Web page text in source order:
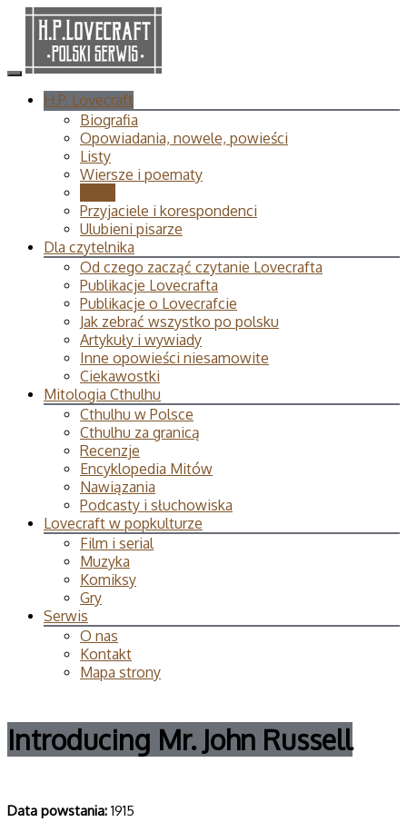
H.P. Lovecraft
Biografia
Opowiadania, nowele, powieści
Listy
Wiersze i poematy
Przyjaciele i korespondenci
Ulubieni pisarze
Dla czytelnika
Od czego zacząć czytanie Lovecrafta
Publikacje Lovecrafta
Publikacje o Lovecrafcie
Jak zebrać wszystko po polsku
Artykuły i wywiady
Inne opowieści niesamowite
Ciekawostki
Mitologia Cthulhu
Cthulhu w Polsce
Cthulhu za granicą
Recenzje
Encyklopedia Mitów
Nawiązania
Podcasty i słuchowiska
Lovecraft w popkulturze
Film i serial
Muzyka
Komiksy
Gry
Serwis
O nas
Kontakt
Mapa strony
Introducing Mr. John Russell
Data powsta­nia: 1915